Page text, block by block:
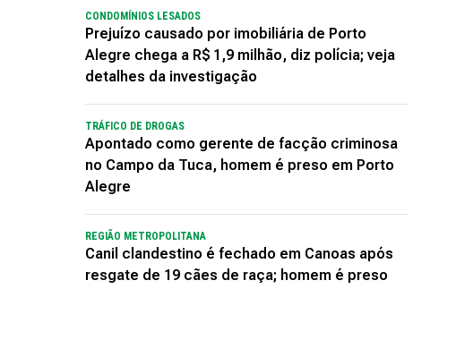
CONDOMÍNIOS LESADOS
Prejuízo causado por imobiliária de Porto
Alegre chega a R$ 1,9 milhão, diz polícia; veja
detalhes da investigação
TRÁFICO DE DROGAS
Apontado como gerente de facção criminosa
no Campo da Tuca, homem é preso em Porto
Alegre
REGIÃO METROPOLITANA
Canil clandestino é fechado em Canoas após
resgate de 19 cães de raça; homem é preso